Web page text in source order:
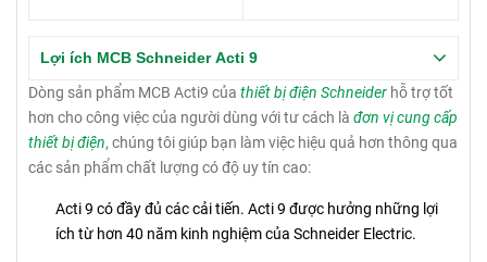
Lợi ích MCB Schneider Acti 9
Dòng sản phẩm MCB Acti9 của thiết bị điện Schneider hỗ trợ tốt
hơn cho công việc của người dùng với tư cách là đơn vị cung cấp
thiết bị điện, chúng tôi giúp bạn làm việc hiệu quả hơn thông qua
các sản phẩm chất lượng có độ uy tín cao:
Acti 9 có đầy đủ các cải tiến. Acti 9 được hưởng những lợi
ích từ hơn 40 năm kinh nghiệm của Schneider Electric.